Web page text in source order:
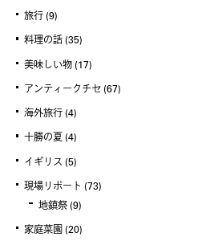
旅行 (9)
料理の話 (35)
美味しい物 (17)
アンティークチセ (67)
海外旅行 (4)
十勝の夏 (4)
イギリス (5)
現場リポート (73)
地鎮祭 (9)
家庭菜園 (20)